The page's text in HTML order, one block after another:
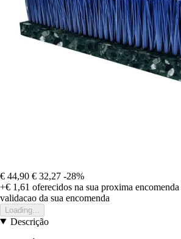
€ 44,90 € 32,27 -28%
+€ 1,61 oferecidos na sua proxima encomenda
validacao da sua encomenda
Loading...
Descrição